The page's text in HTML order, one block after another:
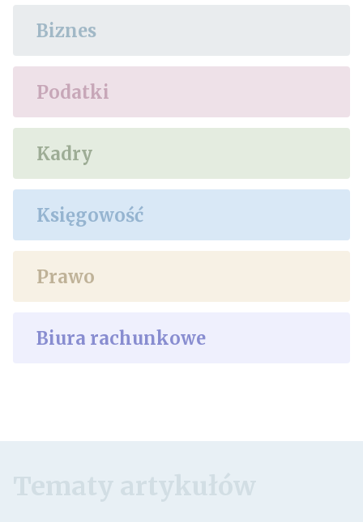
Biznes
Podatki
Kadry
Księgowość
Prawo
Biura rachunkowe